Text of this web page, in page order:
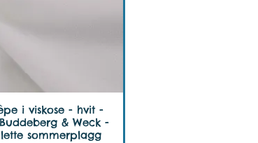
i viskose - hvit -
& Weck -
sommerplagg